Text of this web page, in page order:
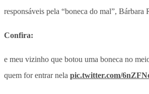
responsáveis pela “boneca do mal”, Bárbara
Confira:
e meu vizinho que botou uma boneca no
quem for entrar nela pic.twitter.com/